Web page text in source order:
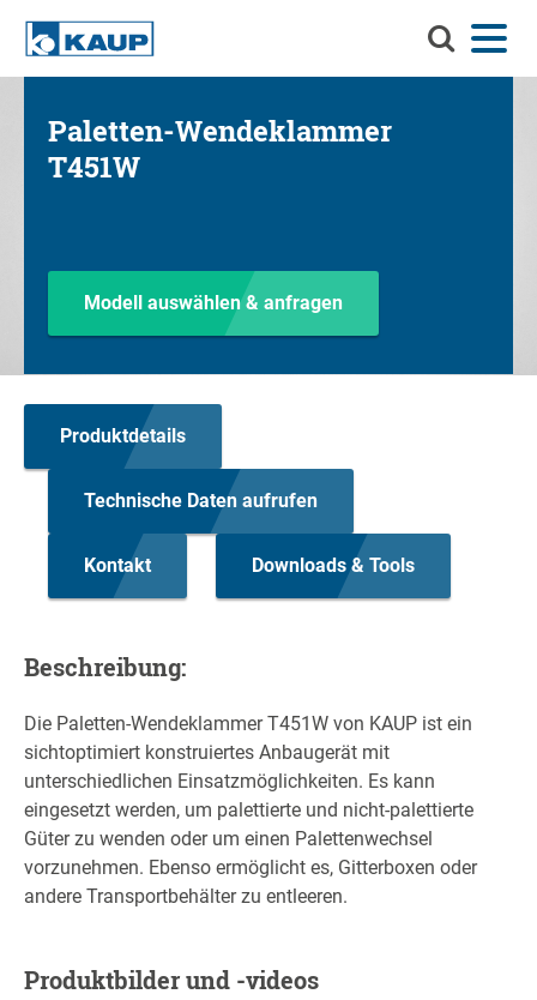
Sie
Durchsuchen Sie KAUP
Menü
Sprache
Kontakt Login
Anbaugeräte
Info-Center
Karriere
Paletten-Wendeklammer
T451W
Modell auswählen & anfragen
Produktdetails
Technische Daten aufrufen
Kontakt Downloads & Tools
Beschreibung:
Die Paletten-Wendeklammer T451W von KAUP ist ein
sichtoptimiert konstruiertes Anbaugerät mit
unterschiedlichen Einsatzmöglichkeiten. Es kann
eingesetzt werden, um palettierte und nicht-palettierte
Güter zu wenden oder um einen Palettenwechsel
vorzunehmen. Ebenso ermöglicht es, Gitterboxen oder
andere Transportbehälter zu entleeren.
Produktbilder und -videos